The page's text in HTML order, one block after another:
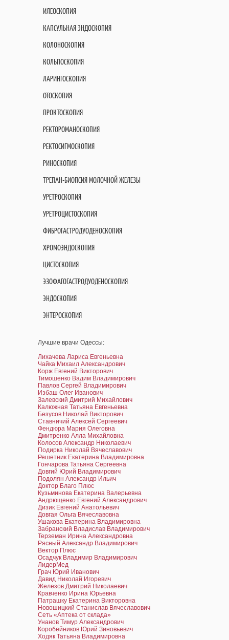
ИЛЕОСКОПИЯ
КАПСУЛЬНАЯ ЭНДОСКОПИЯ
КОЛОНОСКОПИЯ
КОЛЬПОСКОПИЯ
ЛАРИНГОСКОПИЯ
ОТОСКОПИЯ
ПРОКТОСКОПИЯ
РЕКТОРОМАНОСКОПИЯ
РЕКТОСИГМОСКОПИЯ
РИНОСКОПИЯ
ТРЕПАН-БИОПСИЯ МОЛОЧНОЙ ЖЕЛЕЗЫ
УРЕТРОСКОПИЯ
УРЕТРОЦИСТОСКОПИЯ
ФИБРОГАСТРОДУОДЕНОСКОПИЯ
ХРОМОЭНДОСКОПИЯ
ЦИСТОСКОПИЯ
ЭЗОФАГОГАСТРОДУОДЕНОСКОПИЯ
ЭНДОСКОПИЯ
ЭНТЕРОСКОПИЯ
Лучшие врачи Одессы:
Лихачева Лариса Евгеньевна
Чайка Михаил Александрович
Корж Евгений Викторович
Тимошенко Вадим Владимирович
Павлов Сергей Владимирович
Избаш Олег Иванович
Залевский Дмитрий Михайлович
Калюжная Татьяна Евгеньевна
Безусов Николай Викторович
Ставничий Алексей Сергеевич
Фендюра Мария Олеговна
Дмитренко Алла Михайловна
Колосов Александр Николаевич
Подирка Николай Вячеславович
Решетник Екатерина Владимировна
Гончарова Татьяна Сергеевна
Довгий Юрий Владимирович
Подолян Александр Ильич
Доктор Благо Плюс
Кузьминова Екатерина Валерьевна
Андрющенко Евгений Александрович
Дизик Евгений Анатольевич
Довгая Ольга Вячеславовна
Ушакова Екатерина Владимировна
Забранский Владислав Владимирович
Терземан Ирина Александровна
Рясный Александр Владимирович
Вектор Плюс
Осадчук Владимир Владимирович
ЛидерМед
Грач Юрий Иванович
Давид Николай Игоревич
Железов Дмитрий Николаевич
Кравченко Ирина Юрьевна
Патрашку Екатерина Викторовна
Новошицкий Станислав Вячеславович
Сеть «Аптека от склада»
Унанов Тимур Александрович
Коробейников Юрий Зиновьевич
Ходяк Татьяна Владимировна